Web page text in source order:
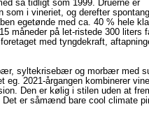
så tidligt som 1999. Druerne er
som i vineriet, og derefter
egetønde med ca. 40 % hele
måneder på let-ristede 300 liters
med tyngdekraft,
syltekrisebær og morbær med
eg. 2021-årgangen kombinerer
Den er kølig i stilen uden at
er såmænd bare cool climate